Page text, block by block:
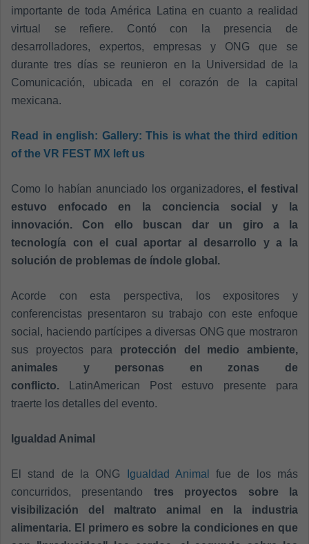
importante de toda América Latina en cuanto a realidad
virtual se refiere. Contó con la presencia de
desarrolladores, expertos, empresas y ONG que se
durante tres días se reunieron en la Universidad de la
Comunicación, ubicada en el corazón de la capital
mexicana.
Read in english: Gallery: This is what the third edition
of the VR FEST MX left us
Como lo habían anunciado los organizadores, el festival
estuvo enfocado en la conciencia social y la
innovación. Con ello buscan dar un giro a la
tecnología con el cual aportar al desarrollo y a la
solución de problemas de índole global.
Acorde con esta perspectiva, los expositores y
conferencistas presentaron su trabajo con este enfoque
social, haciendo partícipes a diversas ONG que mostraron
sus proyectos para protección del medio ambiente,
animales y personas en zonas de
conflicto.
LatinAmerican Post estuvo presente para
traerte los detalles del evento.
Igualdad Animal
El stand de la ONG Igualdad Animal
fue de los más
concurridos, presentando tres proyectos sobre la
visibilización del maltrato animal en la industria
alimentaria. El primero es sobre la condiciones en que